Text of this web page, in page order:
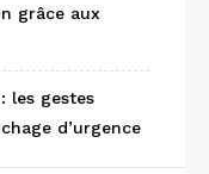
grâce aux
les gestes
d’urgence